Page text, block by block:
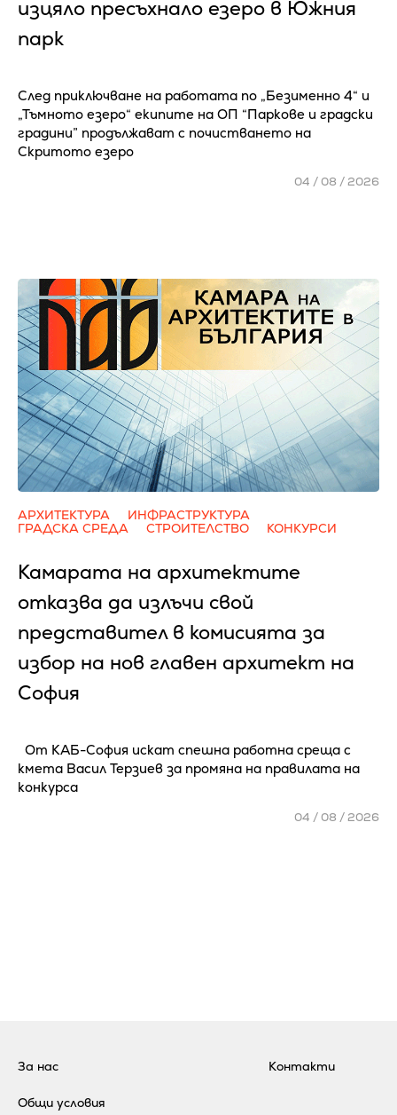
изцяло пресъхнало езеро в Южния
парк
След приключване на работата по „Безименно 4“ и
„Тъмното езеро“ екипите на ОП “Паркове и градски
градини” продължават с почистването на
Скритото езеро
04 / 08 / 2026
АРХИТЕКТУРА
ИНФРАСТРУКТУРА
ГРАДСКА СРЕДА
СТРОИТЕЛСТВО КОНКУРСИ
Камарата на архитектите
отказва да излъчи свой
представител в комисията за
избор на нов главен архитект на
София
От КАБ-София искат спешна работна среща с
кмета Васил Терзиев за промяна на правилата на
конкурса
04 / 08 / 2026
За нас
Общи условия
Контакти